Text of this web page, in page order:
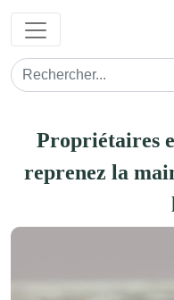
Propriétaires
reprenez la